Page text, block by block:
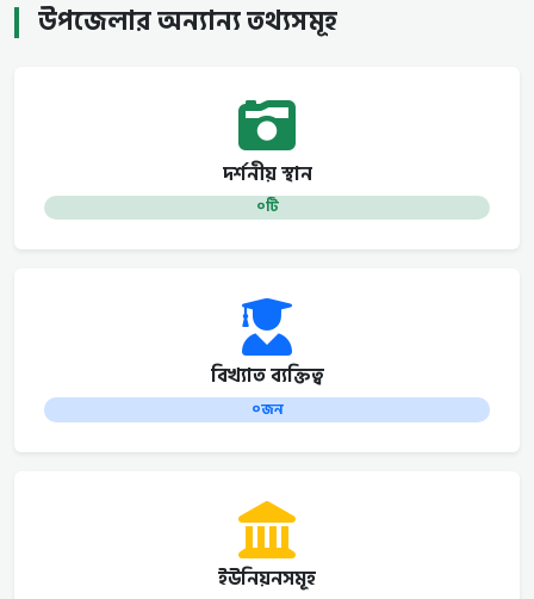
উপজেলার অন্যান্য তথ্যসমূহ
দর্শনীয় স্থান
০টি
বিখ্যাত ব্যক্তিত্ব
০জন
ইউনিয়নসমূহ